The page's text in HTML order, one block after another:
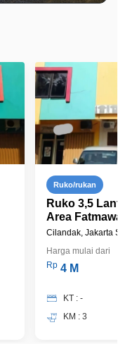
Ruko/rukan
Ruko 3,5
Area
Selatan
Cilandak, Jakarta
Harga mulai dari
Rp 4 M
KT : -
KM : 3